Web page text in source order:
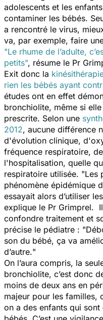
adolescents et les
contaminer les bébés.
a rencontré le virus,
va, par exemple, faire
"Le rhume de l’adulte,
petits", résume le Pr
Exit donc la
rien les bébés ayant
études ont en effet
bronchiolite, même si
prescrite. Selon une
2012, aucune différence
d'évolution clinique,
fréquence respiratoire,
l'hospitalisation, quelle
respiratoire utilisée. "Les
phénomène épidémique
essayait alors d’utiliser
explique le Pr Grimprel.
confondre traitement et
précise le pédiatre : "
son du bébé, ça va
d’autre."
On l’aura compris, la
bronchiolite, c’est donc
moins de deux ans en
majeur pour les familles,
on a des enfants qui